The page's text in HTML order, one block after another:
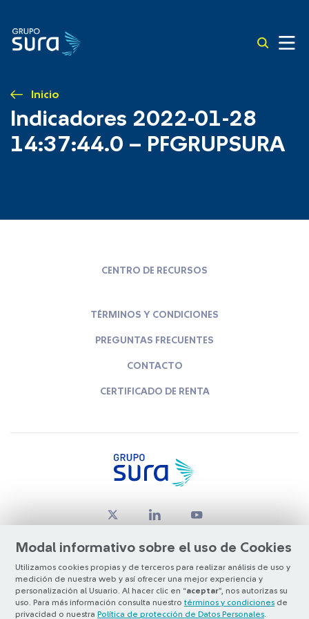
Inicio
Indicadores 2022-01-28
14:37:44.0 – PFGRUPSURA
Modal informativo sobre el uso de Cookies
Utilizamos cookies propias y de terceros para realizar análisis de uso y
medición de nuestra web y así ofrecer una mejor experiencia y
personalización al Usuario. Al hacer clic en “aceptar”, nos autorizas su
uso. Para más información consulta nuestro términos y condiciones de
privacidad o nuestra Política de protección de Datos Personales
CENTRO DE RECURSOS
TÉRMINOS Y CONDICIONES
PREGUNTAS FRECUENTES
CONTACTO
CERTIFICADO DE RENTA
© Copyright Grupo SURA 2026